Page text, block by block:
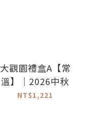
大觀園禮盒A【常
溫】｜2026中秋
NT$1,221